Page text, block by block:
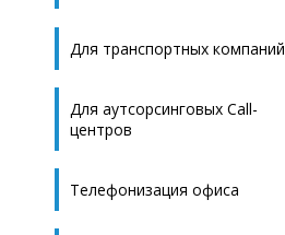
Для транспортных компаний
Для аутсорсинговых Call-
центров
Телефонизация офиса